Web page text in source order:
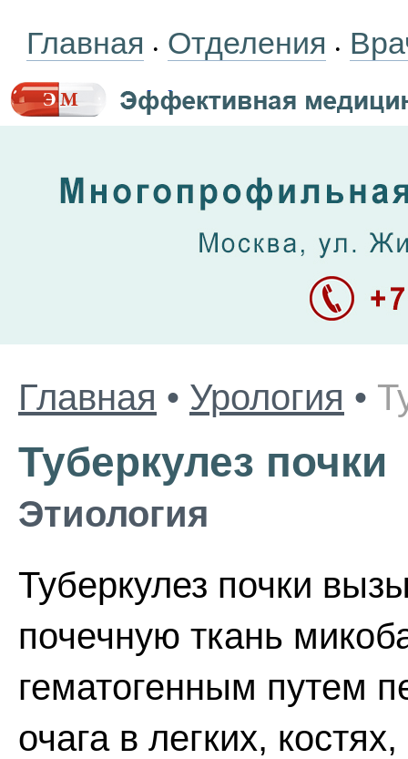
Главная • Отделения •
Главная • Урология •
Туберкулез почки
Этиология
Туберкулез почки
почечную ткань
гематогенным путем
очага в легких,